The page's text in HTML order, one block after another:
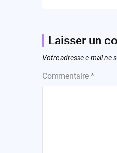
Laisser un
Votre adresse e-mail ne
Commentaire *